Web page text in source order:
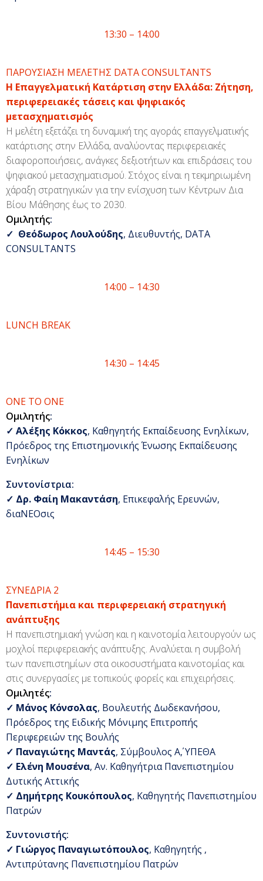
13:30 – 14:00
ΠΑΡΟΥΣΙΑΣΗ ΜΕΛΕΤΗΣ DATA CONSULTANTS
Η Επαγγελματική Κατάρτιση στην Ελλάδα: Ζήτηση,
περιφερειακές τάσεις και ψηφιακός
μετασχηματισμός
Η μελέτη εξετάζει τη δυναμική της αγοράς επαγγελματικής
κατάρτισης στην Ελλάδα, αναλύοντας περιφερειακές
διαφοροποιήσεις, ανάγκες δεξιοτήτων και επιδράσεις του
ψηφιακού μετασχηματισμού. Στόχος είναι η τεκμηριωμένη
χάραξη στρατηγικών για την ενίσχυση των Κέντρων Δια
Βίου Μάθησης έως το 2030.
Ομιλητής:
✓ Θεόδωρος Λουλούδης, Διευθυντής, DATA
CONSULTANTS
14:00 – 14:30
LUNCH BREAK
14:30 – 14:45
ΟΝΕ ΤΟ ΟΝΕ
Ομιλητής:
✓ Αλέξης Κόκκος, Καθηγητής Εκπαίδευσης Ενηλίκων,
Πρόεδρος της Επιστημονικής Ένωσης Εκπαίδευσης
Ενηλίκων
Συντονίστρια:
✓ Δρ. Φαίη Μακαντάση, Επικεφαλής Ερευνών,
διαΝΕΟσις
14:45 – 15:30
ΣΥΝΕΔΡΙΑ 2
Πανεπιστήμια και περιφερειακή στρατηγική
ανάπτυξης
Η πανεπιστημιακή γνώση και η καινοτομία λειτουργούν ως
μοχλοί περιφερειακής ανάπτυξης. Αναλύεται η συμβολή
των πανεπιστημίων στα οικοσυστήματα καινοτομίας και
στις συνεργασίες με τοπικούς φορείς και επιχειρήσεις.
Ομιλητές:
✓ Μάνος Κόνσολας, Βουλευτής Δωδεκανήσου,
Πρόεδρος της Ειδικής Μόνιμης Επιτροπής
Περιφερειών της Βουλής
✓ Παναγιώτης Μαντάς, Σύμβουλος Α΄, ΥΠΕΘΑ
✓ Ελένη Μουσένα, Αν. Καθηγήτρια Πανεπιστημίου
Δυτικής Αττικής
✓ Δημήτρης Κουκόπουλος, Καθηγητής Πανεπιστημίου
Πατρών
Συντονιστής:
✓ Γιώργος Παναγιωτόπουλος, Καθηγητής ,
Αντιπρύτανης Πανεπιστημίου Πατρών